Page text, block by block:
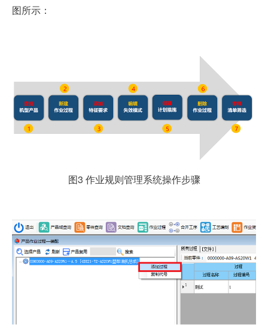
图所示：
图3 作业规则管理系统操作步骤